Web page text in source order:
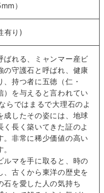
）
有り)
ばれる、ミャンマー産ビ
の守護石と呼ばれ、健康
、持つ者に五徳（仁・
）を与えると言われてい
らではまるで大理石のよ
成したその姿には、地球
く長く築いてきた証のよ
。非常に稀少価値の高い
ルマを手に取ると、時の
、古くから東洋の歴史を
石を愛した人の気持ち